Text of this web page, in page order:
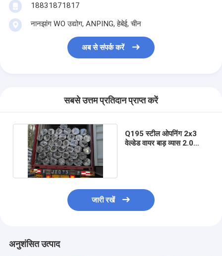
18831871817
नानझांग WO उद्योग, ANPING, हेबेई, चीन
अब से संपर्क करें
सबसे उत्तम प्रतिदान प्राप्त करें
Q195 स्टील ओपनिंग 2x3
वेल्डेड वायर बाड़ व्यास 2.0
जारी रखें
अनुशंसित उत्पाद